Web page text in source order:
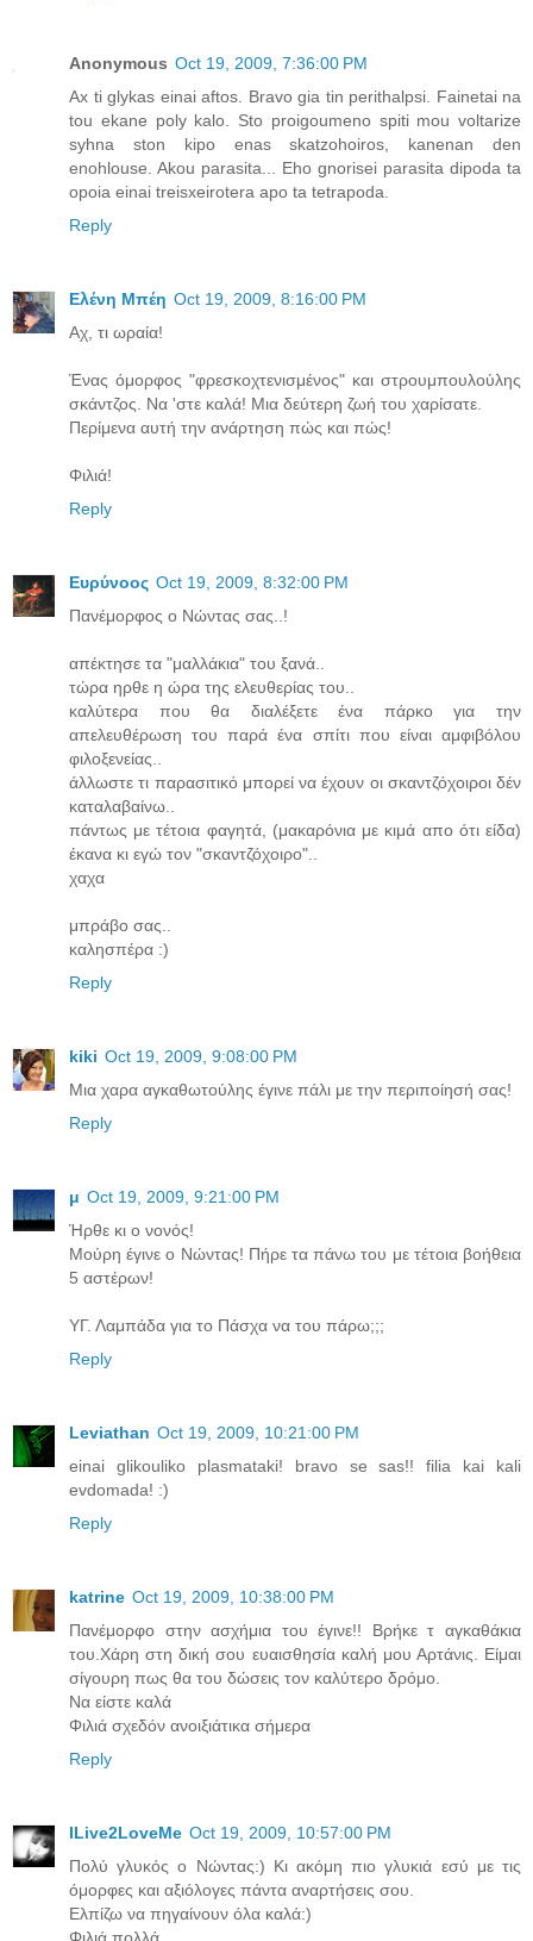
Anonymous Oct 19, 2009, 7:36:00 PM
Ax ti glykas einai aftos. Bravo gia tin perithalpsi. Fainetai na
tou ekane poly kalo. Sto proigoumeno spiti mou voltarize
syhna ston kipo enas skatzohoiros, kanenan den
enohlouse. Akou parasita... Eho gnorisei parasita dipoda ta
opoia einai treisxeirotera apo ta tetrapoda.
Reply
Ελένη Μπέη Oct 19, 2009, 8:16:00 PM
Αχ, τι ωραία!
Ένας όμορφος "φρεσκοχτενισμένος" και στρουμπουλούλης
σκάντζος. Να 'στε καλά! Μια δεύτερη ζωή του χαρίσατε.
Περίμενα αυτή την ανάρτηση πώς και πώς!
Φιλιά!
Reply
Ευρύνοος Oct 19, 2009, 8:32:00 PM
Πανέμορφος ο Νώντας σας..!
απέκτησε τα "μαλλάκια" του ξανά..
τώρα ηρθε η ώρα της ελευθερίας του..
καλύτερα που θα διαλέξετε ένα πάρκο για την
απελευθέρωση του παρά ένα σπίτι που είναι αμφιβόλου
φιλοξενείας..
άλλωστε τι παρασιτικό μπορεί να έχουν οι σκαντζόχοιροι δέν
καταλαβαίνω..
πάντως με τέτοια φαγητά, (μακαρόνια με κιμά απο ότι είδα)
έκανα κι εγώ τον "σκαντζόχοιρο"..
χαχα
μπράβο σας..
καλησπέρα :)
Reply
kiki Oct 19, 2009, 9:08:00 PM
Μια χαρα αγκαθωτούλης έγινε πάλι με την περιποίησή σας!
Reply
μ Oct 19, 2009, 9:21:00 PM
Ήρθε κι ο νονός!
Μούρη έγινε ο Νώντας! Πήρε τα πάνω του με τέτοια βοήθεια
5 αστέρων!
ΥΓ. Λαμπάδα για το Πάσχα να του πάρω;;;
Reply
Leviathan Oct 19, 2009, 10:21:00 PM
einai glikouliko plasmataki! bravo se sas!! filia kai kali
evdomada! :)
Reply
katrine Oct 19, 2009, 10:38:00 PM
Πανέμορφο στην ασχήμια του έγινε!! Βρήκε τ αγκαθάκια
του.Χάρη στη δική σου ευαισθησία καλή μου Αρτάνις. Είμαι
σίγουρη πως θα του δώσεις τον καλύτερο δρόμο.
Να είστε καλά
Φιλιά σχεδόν ανοιξιάτικα σήμερα
Reply
ILive2LoveMe Oct 19, 2009, 10:57:00 PM
Πολύ γλυκός ο Νώντας:) Κι ακόμη πιο γλυκιά εσύ με τις
όμορφες και αξιόλογες πάντα αναρτήσεις σου.
Ελπίζω να πηγαίνουν όλα καλά:)